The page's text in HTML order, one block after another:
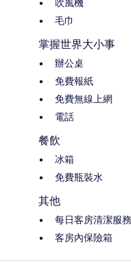
吹風機
毛巾
掌握世界大小事
辦公桌
免費報紙
免費無線上網
電話
餐飲
冰箱
免費瓶裝水
其他
每日客房清潔服務
客房內保險箱